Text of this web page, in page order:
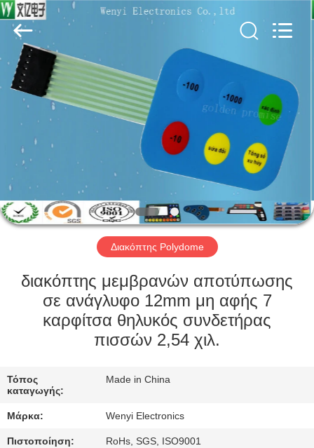
ΣΠΊΤΙ
ΠΡΟΪΌΝΤΑ
ΠΕΡΊΠΟΥ
ΕΜΕΊΣ
ΓΎΡΟΣ
ΕΡΓΟΣΤΑΣΊΩΝ
ΠΟΙΟΤΙΚΌΣ
ΈΛΕΓΧΟΣ
ΕΛΆΤΕ
ΣΕ
ΕΠΑΦΉ
Jinyuanhang
Electronic
Technology
Co.,
Rights
Reserved.
Διακόπτης Polydome
διακόπτης μεμβρανών αποτύπωσης
σε ανάγλυφο 12mm μη αφής 7
καρφίτσα θηλυκός συνδετήρας
πισσών 2,54 χιλ.
Τόπος
καταγωγής:
Made in China
Μάρκα: Wenyi Electronics
Πιστοποίηση: RoHs, SGS, ISO9001